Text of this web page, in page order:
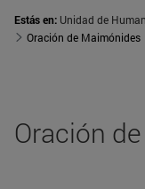
Estás en: Unidad de
Oración de Maimónides
Oración